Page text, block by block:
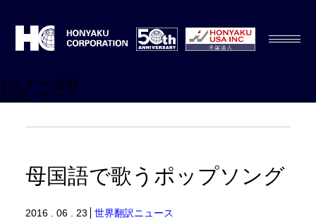
セミナー/資料
お問い合わせ
母国語で歌うポップソング
2016 . 06 . 23 世界翻訳ニュース